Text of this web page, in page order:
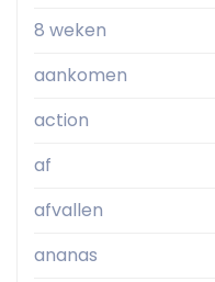
8 weken
aankomen
action
af
afvallen
ananas